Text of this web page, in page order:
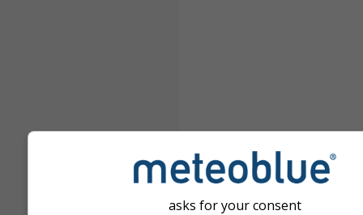
asks for your consent